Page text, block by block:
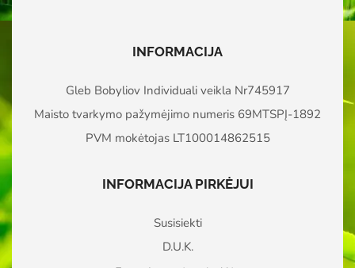
INFORMACIJA
Gleb Bobyliov Individuali veikla Nr745917
Maisto tvarkymo pažymėjimo numeris 69MTSPĮ-1892
PVM mokėtojas LT100014862515
INFORMACIJA PIRKĖJUI
Susisiekti
D.U.K.